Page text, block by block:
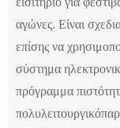
αγώνες. Είναι
επίσης να
σύστημα
πρόγραμμα
πολυλειτουργικό